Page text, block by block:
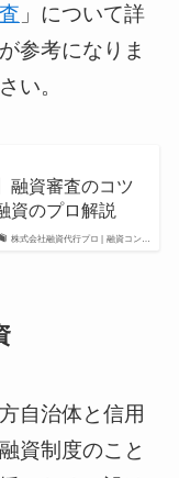
」について詳
参考になりま
い。
株式会社融資代行プロ | 融資コン…
融資審査のコツ
資のプロ解説
自治体と信用
資制度のこと